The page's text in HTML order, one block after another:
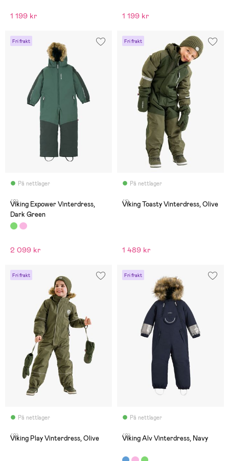
1 199 kr 1 199 kr
Fri frakt
På nettlager
(0)
Viking Expower Vinterdress,
Dark Green
2 099 kr
Fri frakt
På nettlager
(1)
Viking Toasty Vinterdress, Olive
1 489 kr
Fri frakt
På nettlager
(0)
Viking Play Vinterdress, Olive
Fri frakt
På nettlager
(0)
Viking Alv Vinterdress, Navy